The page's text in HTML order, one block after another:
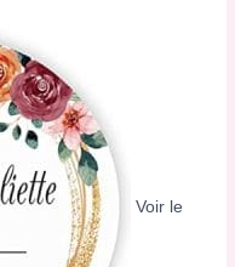
Voir le